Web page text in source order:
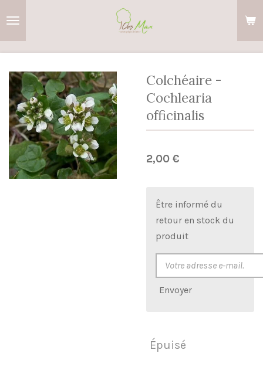
Colchéaire -
Cochlearia
officinalis
2,00 €
Être informé du
retour en stock du
produit
Envoyer
Épuisé